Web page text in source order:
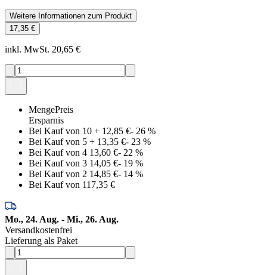
Weitere Informationen zum Produkt
17,35 €
inkl. MwSt. 20,65 €
MengePreis
Ersparnis
Bei Kauf von 10 + 12,85 €- 26 %
Bei Kauf von 5 + 13,35 €- 23 %
Bei Kauf von 4 13,60 €- 22 %
Bei Kauf von 3 14,05 €- 19 %
Bei Kauf von 2 14,85 €- 14 %
Bei Kauf von 117,35 €
Mo., 24. Aug. - Mi., 26. Aug.
Versandkostenfrei
Lieferung als Paket